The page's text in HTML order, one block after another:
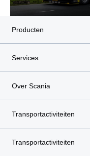
Producten
Services
Over Scania
Transportactiviteiten
Transportactiviteiten